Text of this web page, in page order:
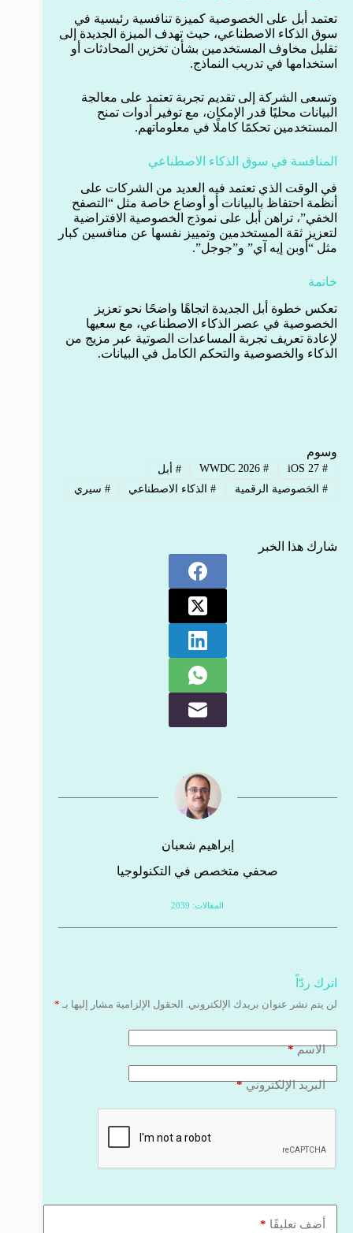
تعتمد أبل على الخصوصية كميزة تنافسية رئيسية في
سوق الذكاء الاصطناعي، حيث تهدف الميزة الجديدة إلى
تقليل مخاوف المستخدمين بشأن تخزين المحادثات أو
استخدامها في تدريب النماذج.
وتسعى الشركة إلى تقديم تجربة تعتمد على معالجة
البيانات محليًا قدر الإمكان، مع توفير أدوات تمنح
المستخدمين تحكمًا كاملًا في معلوماتهم.
المنافسة في سوق الذكاء الاصطناعي
في الوقت الذي تعتمد فيه العديد من الشركات على
أنظمة احتفاظ بالبيانات أو أوضاع خاصة مثل “التصفح
الخفي”، تراهن أبل على نموذج الخصوصية الافتراضية
لتعزيز ثقة المستخدمين وتمييز نفسها عن منافسين كبار
مثل “أوبن إيه آي” و”جوجل”.
خاتمة
تعكس خطوة أبل الجديدة اتجاهًا واضحًا نحو تعزيز
الخصوصية في عصر الذكاء الاصطناعي، مع سعيها
لإعادة تعريف تجربة المساعدات الصوتية عبر مزيج من
الذكاء والخصوصية والتحكم الكامل في البيانات.
وسوم
#
iOS 27
#
WWDC 2026
# أبل
#الخصوصية الرقمية #الذكاء الاصطناعي # سيري
شارك هذا الخبر
إبراهيم شعبان
صحفي متخصص في التكنولوجيا
المقالات: 2039
اترك ردّاً
لن يتم نشر عنوان بريدك الإلكتروني. الحقول الإلزامية مشار إليها بـ *
الاسم*
البريد الإلكتروني*
أضف تعليقًا *